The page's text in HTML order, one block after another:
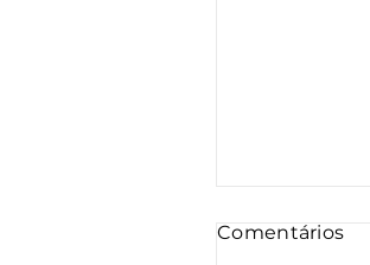
Comentários